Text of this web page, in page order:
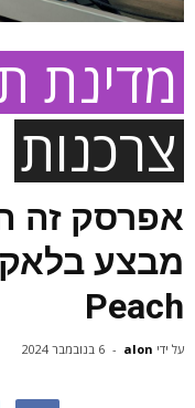
מדינת
צרכנות
אפרסק זה
מבצע בלאק
Peach
על ידי alon
- 6 בנובמבר 2024